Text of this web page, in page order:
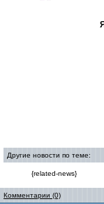
Другие новости по теме:
{related-news}
Комментарии (0)